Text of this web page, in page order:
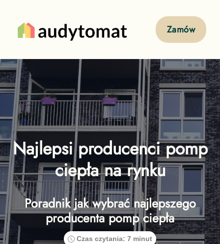
Zamów
Najlepsi producenci pomp
ciepła na rynku
Poradnik jak wybrać najlepszego
producenta pomp ciepła
Czas czytania: 7 minut